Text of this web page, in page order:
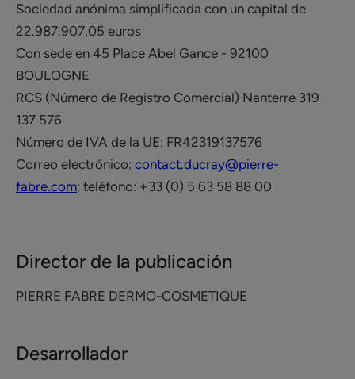
Sociedad anónima simplificada con un capital de
22.987.907,05 euros
Con sede en 45 Place Abel Gance - 92100
BOULOGNE
RCS (Número de Registro Comercial) Nanterre 319
137 576
Número de IVA de la UE: FR42319137576
Correo electrónico: contact.ducray@pierre-
fabre.com; teléfono: +33 (0) 5 63 58 88 00
Director de la publicación
PIERRE FABRE DERMO-COSMETIQUE
Desarrollador